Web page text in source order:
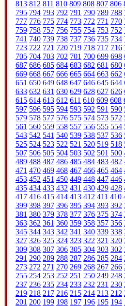
813 812 811 810 809 808 807 806
795 794 793 792 791 790 789 788
777 776 775 774 773 772 771 770
759 758 757 756 755 754 753 752
741 740 739 738 737 736 735 734
723 722 721 720 719 718 717 716
705 704 703 702 701 700 699 698
687 686 685 684 683 682 681 680
669 668 667 666 665 664 663 662
651 650 649 648 647 646 645 644
633 632 631 630 629 628 627 626
615 614 613 612 611 610 609 608
597 596 595 594 593 592 591 590
579 578 577 576 575 574 573 572
561 560 559 558 557 556 555 554
543 542 541 540 539 538 537 536
525 524 523 522 521 520 519 518
507 506 505 504 503 502 501 500
489 488 487 486 485 484 483 482
471 470 469 468 467 466 465 464
453 452 451 450 449 448 447 446
435 434 433 432 431 430 429 428
417 416 415 414 413 412 411 410
399 398 397 396 395 394 393 392
381 380 379 378 377 376 375 374
363 362 361 360 359 358 357 356
345 344 343 342 341 340 339 338
327 326 325 324 323 322 321 320
309 308 307 306 305 304 303 302
291 290 289 288 287 286 285 284
273 272 271 270 269 268 267 266
255 254 253 252 251 250 249 248
237 236 235 234 233 232 231 230
219 218 217 216 215 214 213 212
201 200 199 198 197 196 195 194